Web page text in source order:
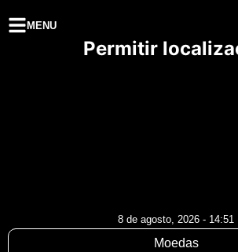
MENU
Permitir
8 de agosto, 2026 - 14:51
Moedas